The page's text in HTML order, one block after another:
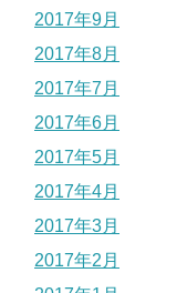
2017年9月
2017年8月
2017年7月
2017年6月
2017年5月
2017年4月
2017年3月
2017年2月